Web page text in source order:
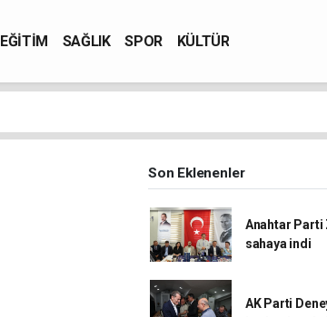
EĞİTİM SAĞLIK SPOR KÜLTÜR
Son Eklenenler
Anahtar Parti
sahaya indi
AK Parti